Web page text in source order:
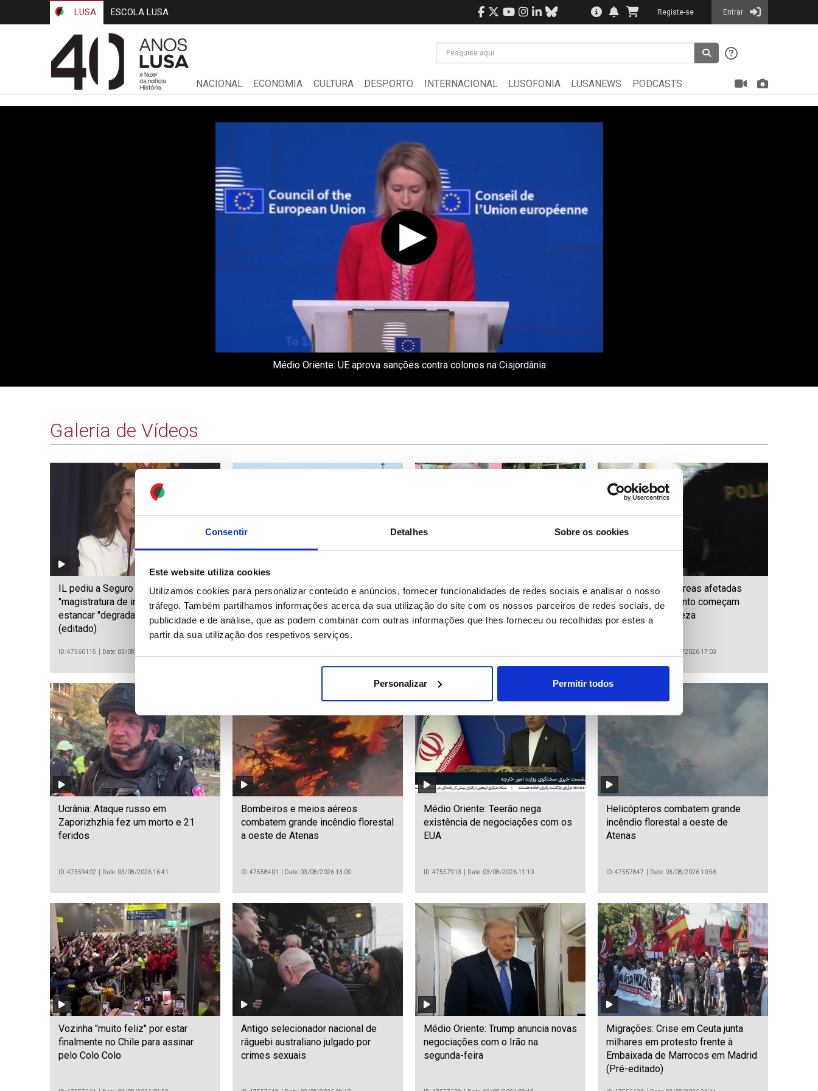
Consentir Detalhes Sobre os cookies
Este website utiliza cookies
Utilizamos cookies para personalizar conteúdo e anúncios, fornecer funcionalidades de redes sociais e analisar o nosso
tráfego. Também partilhamos informações acerca da sua utilização do site com os nossos parceiros de redes sociais, de
publicidade e de análise, que as podem combinar com outras informações que lhes forneceu ou recolhidas por estes a
partir da sua utilização dos respetivos serviços.
Personalizar Permitir todos
LUSA ESCOLA LUSA Registe-se Entrar
NACIONAL ECONOMIA CULTURA DESPORTO INTERNACIONAL LUSOFONIA LUSANEWS PODCASTS
Médio Oriente: UE aprova sanções contra colonos na Cisjordânia
Galeria de Vídeos
IL pediu a Seguro que use
"magistratura de influência" para
estancar "degradar das instituições"
(editado)
ID: 47560115 Date: 03/08/2026 19:15
Níveis historicamente baixos do rio
Danúbio levam a Hungria à beira de
uma emergência energética
Clima "xenófobo" na África do Sul
obriga ganeses e nigerianos a
regressar ao seu país
PM Japão visita áreas afetadas
pelo sismo enquanto começam
trabalhos de limpeza
Date: 03/08/2026 17:03
Ucrânia: Ataque russo em
Zaporizhzhia fez um morto e 21
feridos
ID: 47559402 Date: 03/08/2026 16:41
Bombeiros e meios aéreos
combatem grande incêndio florestal
a oeste de Atenas
ID: 47558401 Date: 03/08/2026 13:00
Médio Oriente: Teerão nega
existência de negociações com os
EUA
ID: 47557913 Date: 03/08/2026 11:10
Helicópteros combatem grande
incêndio florestal a oeste de
Atenas
ID: 47557847 Date: 03/08/2026 10:56
Vozinha "muito feliz" por estar
finalmente no Chile para assinar
pelo Colo Colo
Antigo selecionador nacional de
râguebi australiano julgado por
crimes sexuais
Médio Oriente: Trump anuncia novas
negociações com o Irão na
segunda-feira
Migrações: Crise em Ceuta junta
milhares em protesto frente à
Embaixada de Marrocos em Madrid
(Pré-editado)